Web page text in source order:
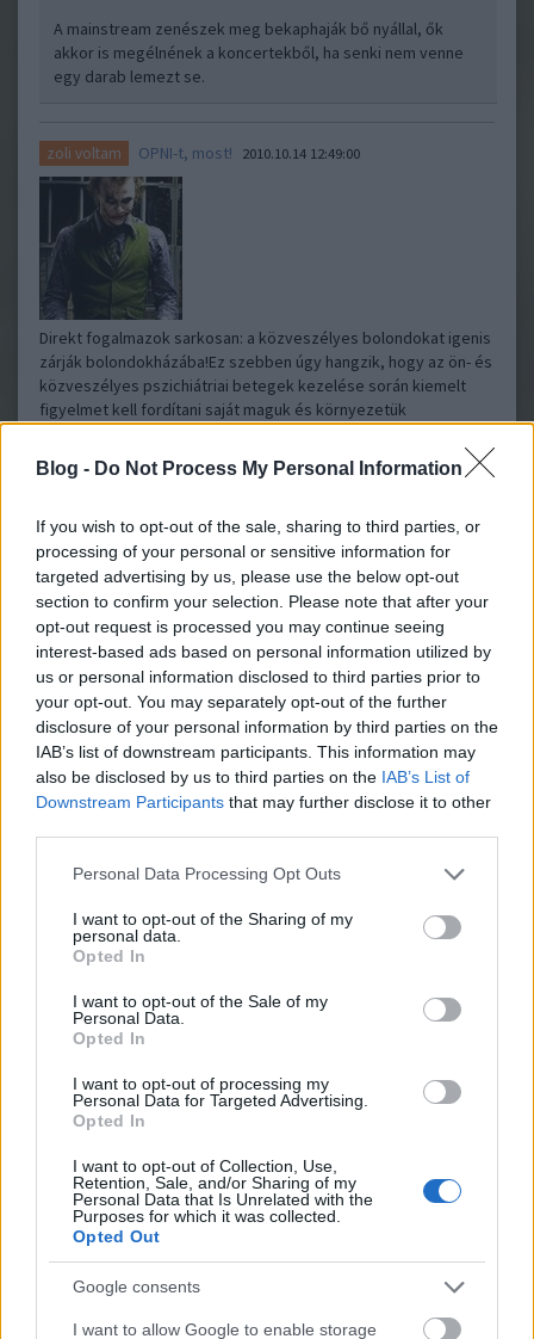
Blog - Do Not Process My Personal Information
If you wish to opt-out of the sale, sharing to third parties, or
processing of your personal or sensitive information for
targeted advertising by us, please use the below opt-out
section to confirm your selection. Please note that after your
opt-out request is processed you may continue seeing
interest-based ads based on personal information utilized by
us or personal information disclosed to third parties prior to
your opt-out. You may separately opt-out of the further
disclosure of your personal information by third parties on the
IAB’s list of downstream participants. This information may
also be disclosed by us to third parties on the IAB’s List of
Downstream Participants that may further disclose it to other
Please note that this website/app uses one or more Google
not limited to your visit or usage behaviour. You may click to
grant or deny consent to Google and its third-party tags to
use your data for below specified purposes in below Google
consent section.
Personal Data Processing Opt Outs
I want to opt-out of the Sharing of my
personal data.
Opted In
I want to opt-out of the Sale of my
Personal Data.
Opted In
I want to opt-out of processing my
Personal Data for Targeted Advertising.
Opted In
I want to opt-out of Collection, Use,
Retention, Sale, and/or Sharing of my
Personal Data that Is Unrelated with the
Purposes for which it was collected.
Opted Out
Google consents
I want to allow Google to enable storage
A mainstream zenészek meg bekaphaják bő nyállal, ők
akkor is megélnének a koncertekből, ha senki nem venne
egy darab lemezt se.
zoli voltam OPNI-t, most! 2010.10.14 12:49:00
Direkt fogalmazok sarkosan: a közveszélyes bolondokat igenis
zárják bolondokházába!Ez szebben úgy hangzik, hogy az ön- és
közveszélyes pszichiátriai betegek kezelése során kiemelt
figyelmet kell fordítani saját maguk és környezetük
A témában nagyon ajánlott elolvasni az alábbi könyvet:
http://bookline.hu/product/home!execute.action?
id=58932&type=22&_v=Benedek_Istvan_Aranyketrec
Talán egy kicsit árnyalja a képet.
Bigyóblog Fagyasztott Han Solo a falon 2010.07.27 18:22:00
Vannak olyan rajongók, akik a megfagyasztott Han Solo pontos
fagyasztott hős falitakarós változata, csupán hatvan dollárért. A
takaró 132x172 centiméteres és akár még a falra is
akasztható.Via OhGizmo!..
gphilip 2010.07.27 20:15:30
hasonló alváshoz poén.
BuheraBlog Olvasnivaló + Coming out